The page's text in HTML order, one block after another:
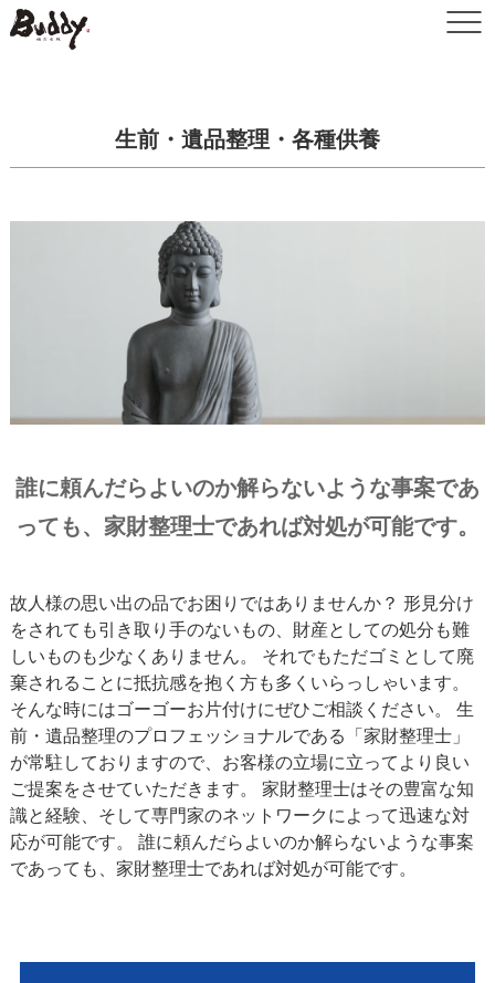
生前・遺品整理・各種供養
誰に頼んだらよいのか解らないような事案であ
っても、家財整理士であれば対処が可能です。
故人様の思い出の品でお困りではありませんか？ 形見分け
をされても引き取り手のないもの、財産としての処分も難
しいものも少なくありません。 それでもただゴミとして廃
棄されることに抵抗感を抱く方も多くいらっしゃいます。
そんな時にはゴーゴーお片付けにぜひご相談ください。 生
前・遺品整理のプロフェッショナルである「家財整理士」
が常駐しておりますので、お客様の立場に立ってより良い
ご提案をさせていただきます。 家財整理士はその豊富な知
識と経験、そして専門家のネットワークによって迅速な対
応が可能です。 誰に頼んだらよいのか解らないような事案
であっても、家財整理士であれば対処が可能です。